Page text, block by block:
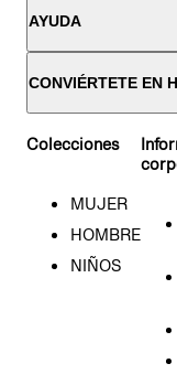
AYUDA
CONVIÉRTETE EN
Colecciones
MUJER
HOMBRE
NIÑOS